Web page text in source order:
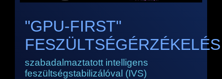
"GPU-FIRST"
FESZÜLTSÉGÉRZÉKELÉS
szabadalmaztatott intelligens
feszültségstabilizálóval (IVS)